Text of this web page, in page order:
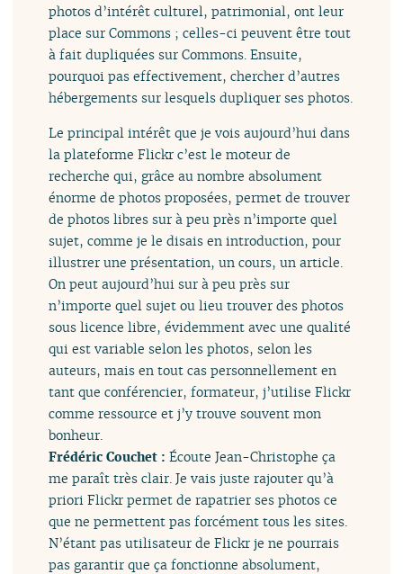
photos d’intérêt culturel, patrimonial, ont leur
place sur Commons ; celles-ci peuvent être tout
à fait dupliquées sur Commons. Ensuite,
pourquoi pas effectivement, chercher d’autres
hébergements sur lesquels dupliquer ses photos.
Le principal intérêt que je vois aujourd’hui dans
la plateforme Flickr c’est le moteur de
recherche qui, grâce au nombre absolument
énorme de photos proposées, permet de trouver
de photos libres sur à peu près n’importe quel
sujet, comme je le disais en introduction, pour
illustrer une présentation, un cours, un article.
On peut aujourd’hui sur à peu près sur
n’importe quel sujet ou lieu trouver des photos
sous licence libre, évidemment avec une qualité
qui est variable selon les photos, selon les
auteurs, mais en tout cas personnellement en
tant que conférencier, formateur, j’utilise Flickr
comme ressource et j’y trouve souvent mon
bonheur.
Frédéric Couchet :Écoute Jean-Christophe ça
me paraît très clair. Je vais juste rajouter qu’à
priori Flickr permet de rapatrier ses photos ce
que ne permettent pas forcément tous les sites.
N’étant pas utilisateur de Flickr je ne pourrais
pas garantir que ça fonctionne absolument,